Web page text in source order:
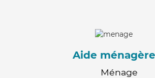
Aide ménagère
Ménage